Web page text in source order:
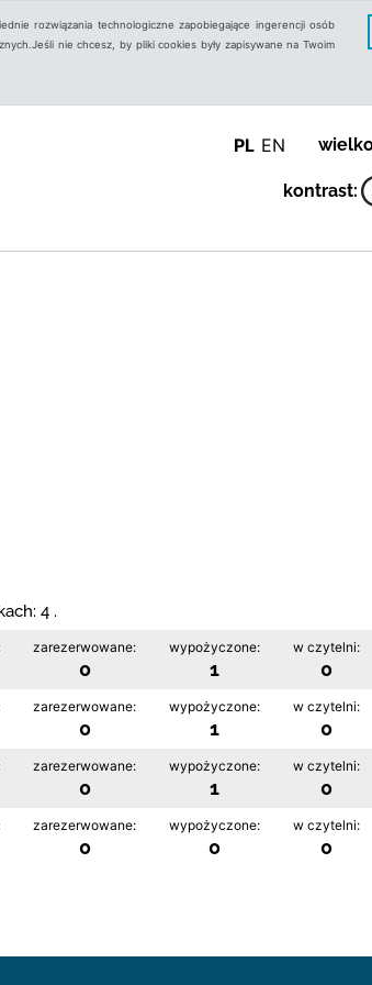
rozwiązania technologiczne zapobiegające ingerencji osób
nie chcesz, by pliki cookies były zapisywane na Twoim
PL EN
kontrast:
4 .
zarezerwowane:
0
wypożyczone:
1
w czytelni:
0
zarezerwowane:
0
wypożyczone:
1
w czytelni:
0
zarezerwowane:
0
wypożyczone:
1
w czytelni:
0
zarezerwowane:
0
wypożyczone:
0
w czytelni:
0